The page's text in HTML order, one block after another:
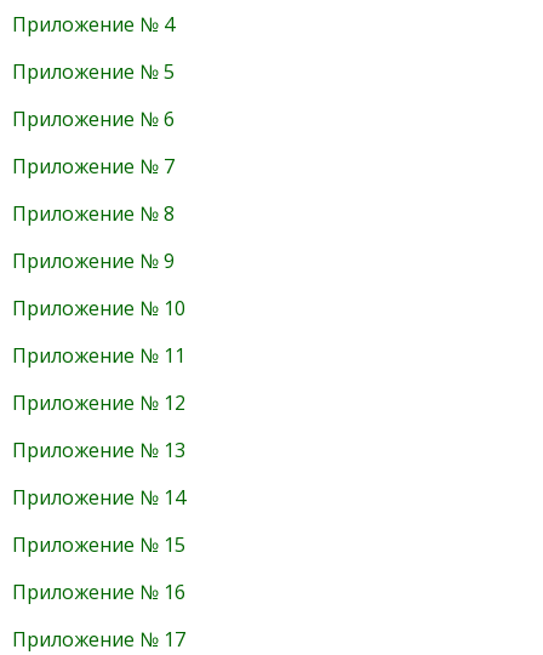
Приложение № 4
Приложение № 5
Приложение № 6
Приложение № 7
Приложение № 8
Приложение № 9
Приложение № 10
Приложение № 11
Приложение № 12
Приложение № 13
Приложение № 14
Приложение № 15
Приложение № 16
Приложение № 17